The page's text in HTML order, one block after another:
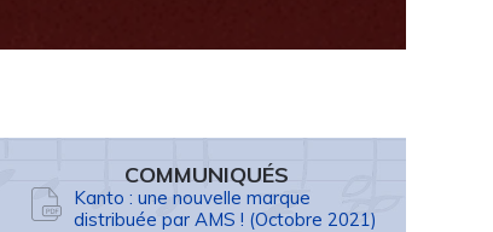
COMMUNIQUÉS
Kanto : une nouvelle marque
distribuée par AMS ! (Octobre 2021)